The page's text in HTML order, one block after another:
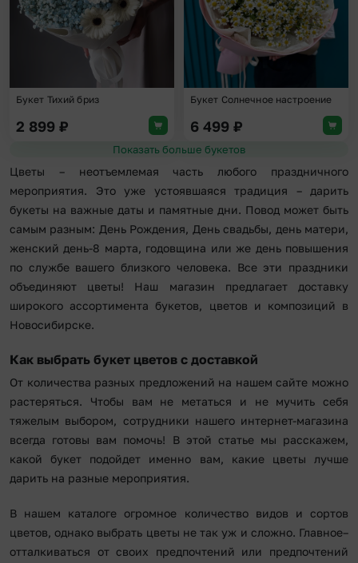
Букет Тихий бриз
2 899 ₽
Букет Солнечное настроение
6 499 ₽
Показать больше букетов
Цветы – неотъемлемая часть любого праздничного
мероприятия. Это уже устоявшаяся традиция – дарить
букеты на важные даты и памятные дни. Повод может быть
самым разным: День Рождения, День свадьбы, день матери,
женский день-8 марта, годовщина или же день повышения
по службе вашего близкого человека. Все эти праздники
объединяют цветы! Наш магазин предлагает доставку
широкого ассортимента букетов, цветов и композиций в
Новосибирске.
Как выбрать букет цветов с доставкой
От количества разных предложений на нашем сайте можно
растеряться. Чтобы вам не метаться и не мучить себя
тяжелым выбором, сотрудники нашего интернет-магазина
всегда готовы вам помочь! В этой статье мы расскажем,
какой букет подойдет именно вам, какие цветы лучше
дарить на разные мероприятия.
В нашем каталоге огромное количество видов и сортов
цветов, однако выбрать цветы не так уж и сложно. Главное–
отталкиваться от своих предпочтений или предпочтений